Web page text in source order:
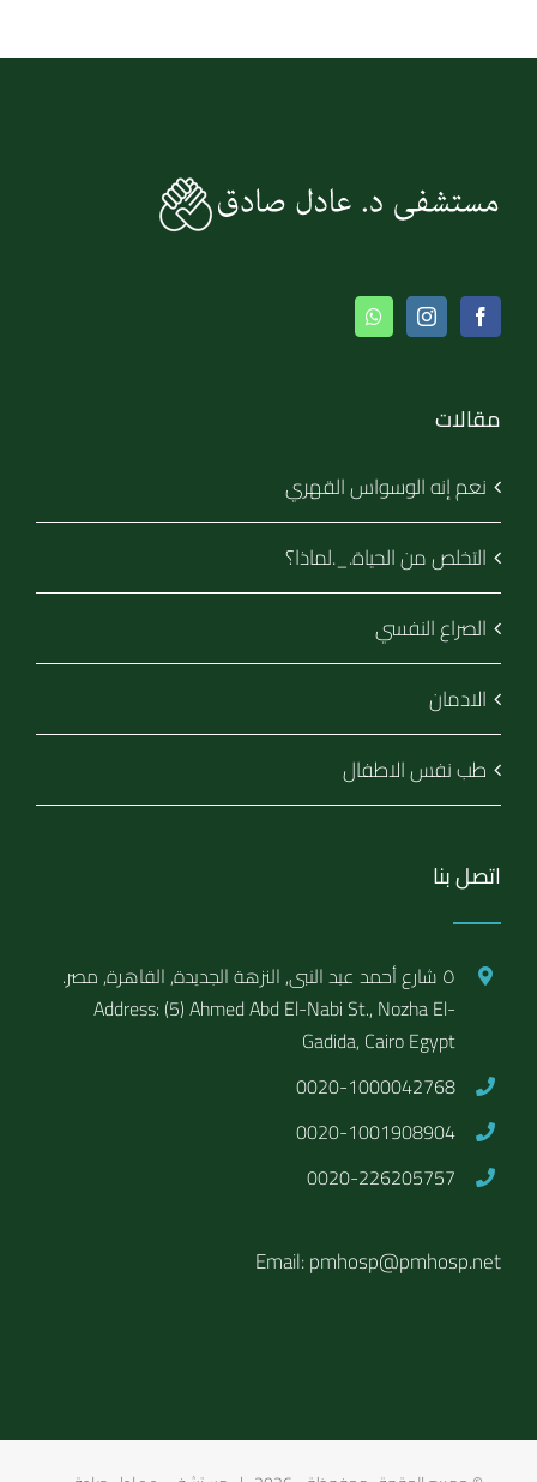
مقالات
نعم إنه الوسواس القهري
التخلص من الحياة._.لماذا؟
الصراع النفسي
الادمان
طب نفس الاطفال
اتصل بنا
٥ شارع أحمد عبد النبى, النزهة الجديدة, القاهرة, مصر.
Address: (5) Ahmed Abd El-Nabi St., Nozha El-
Gadida, Cairo Egypt
0020-1000042768
0020-1001908904
0020-226205757
Email: pmhosp@pmhosp.net